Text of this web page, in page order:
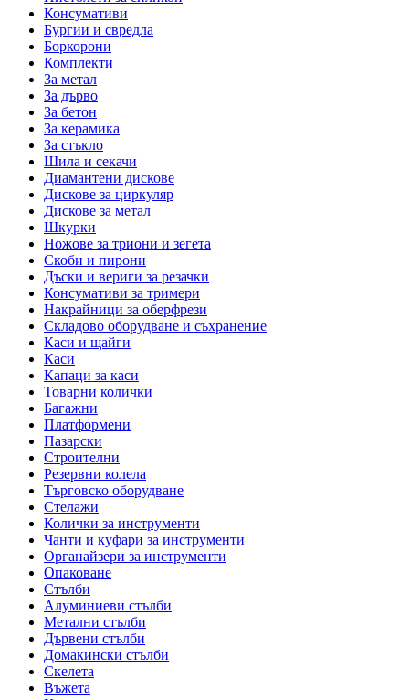
Консумативи
Бургии и свредла
Боркорони
Комплекти
За метал
За дърво
За бетон
За керамика
За стъкло
Шила и секачи
Диамантени дискове
Дискове за циркуляр
Дискове за метал
Шкурки
Ножове за триони и зегета
Скоби и пирони
Дъски и вериги за резачки
Консумативи за тримери
Накрайници за оберфрези
Складово оборудване и съхранение
Каси и щайги
Каси
Капаци за каси
Товарни колички
Багажни
Платформени
Пазарски
Строителни
Резервни колела
Търговско оборудване
Стелажи
Колички за инструменти
Чанти и куфари за инструменти
Органайзери за инструменти
Опаковане
Стълби
Алуминиеви стълби
Метални стълби
Дървени стълби
Домакински стълби
Скелета
Въжета